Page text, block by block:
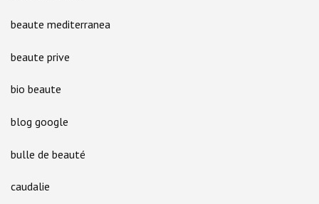
beaute mediterranea
beaute prive
bio beaute
blog google
bulle de beauté
caudalie